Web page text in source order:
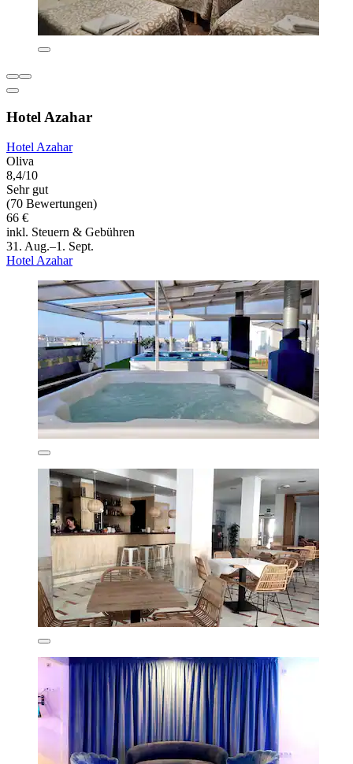
Hotel Azahar
Hotel Azahar
Oliva
8,4/10
Sehr gut
(70 Bewertungen)
66 €
inkl. Steuern & Gebühren
31. Aug.–1. Sept.
Hotel Azahar